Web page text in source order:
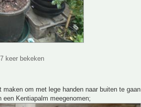
keer bekeken
om met lege handen naar buiten te gaan
een Kentiapalm meegenomen;